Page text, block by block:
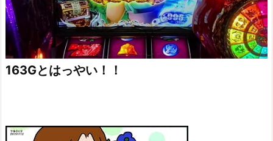
163Gとはっやい！！